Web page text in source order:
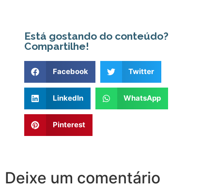
Está gostando do conteúdo?
Compartilhe!
Facebook Twitter
LinkedIn WhatsApp
Pinterest
Deixe um comentário